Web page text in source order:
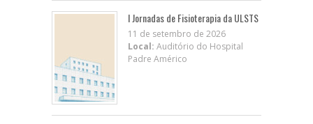
I Jornadas de Fisioterapia da ULSTS
11 de setembro de 2026
Local: Auditório do Hospital
Padre Américo